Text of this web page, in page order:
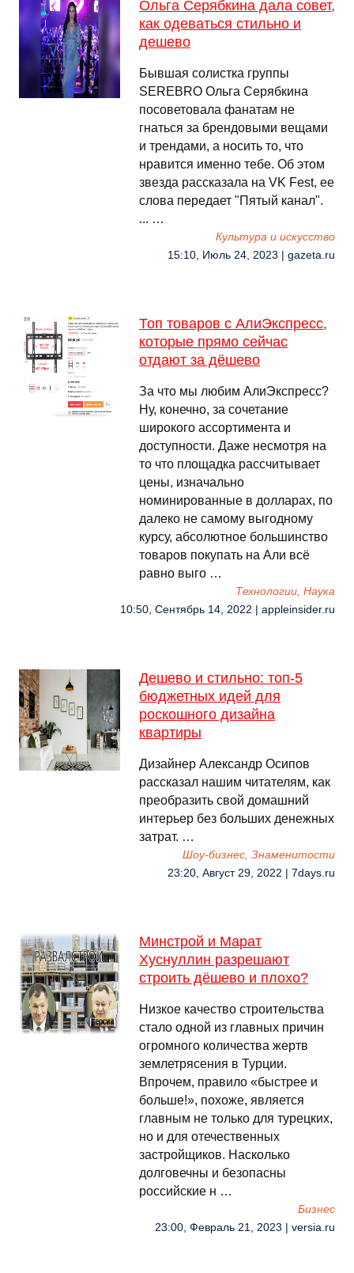
Ольга Серябкина дала совет,
как одеваться стильно и
дешево
Бывшая солистка группы
SEREBRO Ольга Серябкина
посоветовала фанатам не
гнаться за брендовыми вещами
и трендами, а носить то, что
нравится именно тебе. Об этом
звезда рассказала на VK Fest, ее
слова передает "Пятый канал".
... …
Культура и искусство
15:10, Июль 24, 2023 | gazeta.ru
Топ товаров с АлиЭкспресс,
которые прямо сейчас
отдают за дёшево
За что мы любим АлиЭкспресс?
Ну, конечно, за сочетание
широкого ассортимента и
доступности. Даже несмотря на
то что площадка рассчитывает
цены, изначально
номинированные в долларах, по
далеко не самому выгодному
курсу, абсолютное большинство
товаров покупать на Али всё
равно выго …
Технологии, Наука
10:50, Сентябрь 14, 2022 | appleinsider.ru
Дешево и стильно: топ-5
бюджетных идей для
роскошного дизайна
квартиры
Дизайнер Александр Осипов
рассказал нашим читателям, как
преобразить свой домашний
интерьер без больших денежных
затрат. …
Шоу-бизнес, Знаменитости
23:20, Август 29, 2022 | 7days.ru
Минстрой и Марат
Хуснуллин разрешают
строить дёшево и плохо?
Низкое качество строительства
стало одной из главных причин
огромного количества жертв
землетрясения в Турции.
Впрочем, правило «быстрее и
больше!», похоже, является
главным не только для турецких,
но и для отечественных
застройщиков. Насколько
долговечны и безопасны
российские н …
Бизнес
23:00, Февраль 21, 2023 | versia.ru